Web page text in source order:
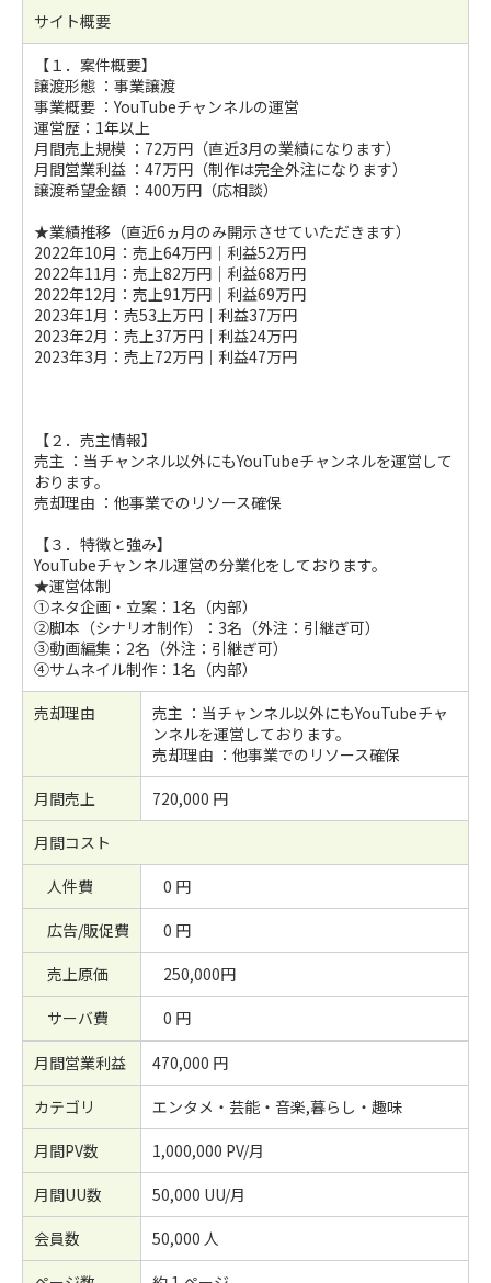
サイト概要
【１．案件概要】
譲渡形態 ：事業譲渡
事業概要 ：YouTubeチャンネルの運営
運営歴：1年以上
月間売上規模 ：72万円（直近3月の業績になります）
月間営業利益 ：47万円（制作は完全外注になります）
譲渡希望金額 ：400万円（応相談）
★業績推移（直近6ヵ月のみ開示させていただきます）
2022年10月：売上64万円｜利益52万円
2022年11月：売上82万円｜利益68万円
2022年12月：売上91万円｜利益69万円
2023年1月：売53上万円｜利益37万円
2023年2月：売上37万円｜利益24万円
2023年3月：売上72万円｜利益47万円
【２．売主情報】
売主 ：当チャンネル以外にもYouTubeチャンネルを運営して
おります。
売却理由 ：他事業でのリソース確保
【３．特徴と強み】
YouTubeチャンネル運営の分業化をしております。
★運営体制
①ネタ企画・立案：1名（内部）
②脚本（シナリオ制作）：3名（外注：引継ぎ可）
③動画編集：2名（外注：引継ぎ可）
④サムネイル制作：1名（内部）
売却理由
売主 ：当チャンネル以外にもYouTubeチャ
ンネルを運営しております。
売却理由 ：他事業でのリソース確保
月間売上
720,000 円
月間コスト
人件費
0 円
広告/販促費
0 円
売上原価
250,000円
サーバ費
0 円
月間営業利益
470,000 円
カテゴリ
エンタメ・芸能・音楽,暮らし・趣味
月間PV数
1,000,000 PV/月
月間UU数
50,000 UU/月
会員数
50,000 人